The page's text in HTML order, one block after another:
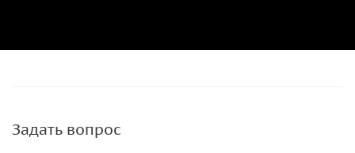
Задать вопрос